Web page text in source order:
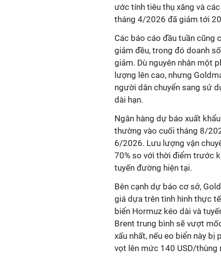
ước tính tiêu thụ xăng và
tháng 4/2026 đã giảm tới
Các báo cáo đầu tuần cũng
giảm đều, trong đó doanh
giảm. Dù nguyên nhân một
lượng lên cao, nhưng
người dân chuyển sang sử
dài hạn.
Ngân hàng dự báo xuất
thường vào cuối tháng 8/
6/2026. Lưu lượng vận
70% so với thời điểm trước
tuyến đường hiện tại.
Bên cạnh dự báo cơ sở,
giá dựa trên tình hình thực
biển Hormuz kéo dài và
Brent trung bình sẽ vượt
xấu nhất, nếu eo biển này
vọt lên mức 140 USD/thùng